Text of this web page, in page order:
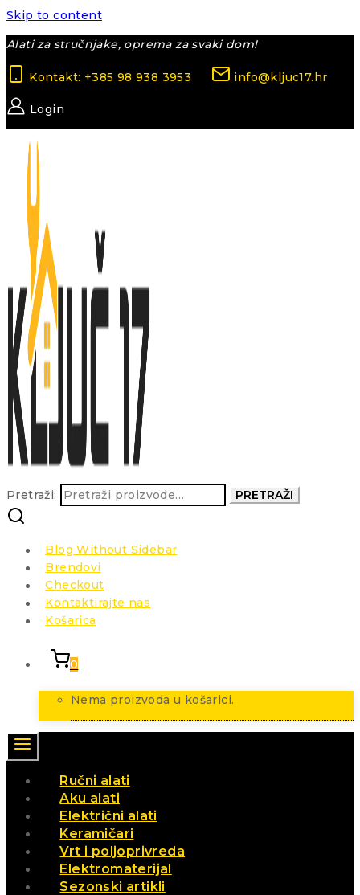
Skip to content
Alati za stručnjake, oprema za svaki dom!
Kontakt: +385 98 938 3953 info@kljuc17.hr
Login
Pretraži: PRETRAŽI
Blog Without Sidebar
Brendovi
Checkout
Kontaktirajte nas
Košarica
0
Nema proizvoda u košarici.
Ručni alati
Aku alati
Električni alati
Keramičari
Vrt i poljoprivreda
Elektromaterijal
Sezonski artikli